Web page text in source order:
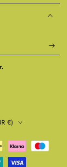
€)